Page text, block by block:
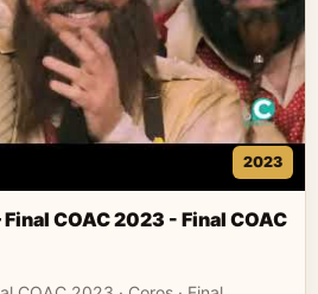
2023
COAC 2023 - Final COAC